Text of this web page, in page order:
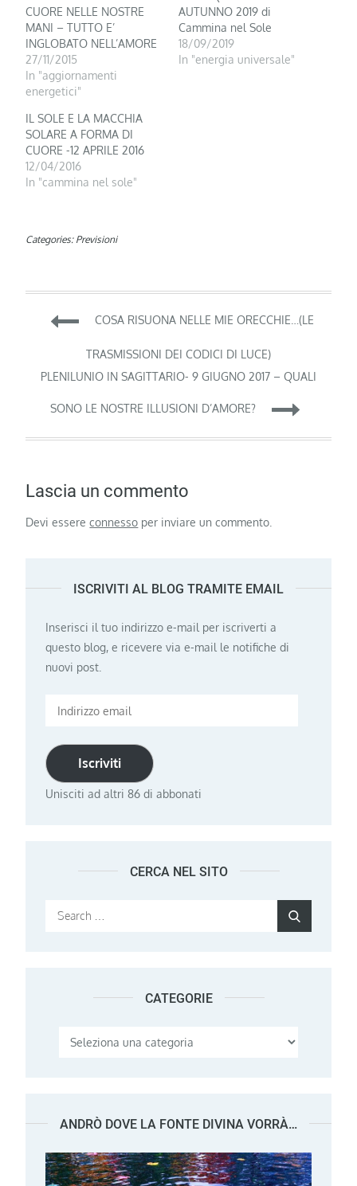
CUORE NELLE NOSTRE
MANI – TUTTO E’
INGLOBATO NELL’AMORE
27/11/2015
In "aggiornamenti
energetici"
AUTUNNO 2019 di
Cammina nel Sole
18/09/2019
In "energia universale"
IL SOLE E LA MACCHIA
SOLARE A FORMA DI
CUORE -12 APRILE 2016
12/04/2016
In "cammina nel sole"
Categories: Previsioni
Navigazione
articoli
COSA RISUONA NELLE MIE ORECCHIE…(LE
TRASMISSIONI DEI CODICI DI LUCE)
PLENILUNIO IN SAGITTARIO- 9 GIUGNO 2017 – QUALI
SONO LE NOSTRE ILLUSIONI D’AMORE?
Lascia un commento
Devi essereconnesso per inviare un commento.
ISCRIVITI AL BLOG TRAMITE EMAIL
Inserisci il tuo indirizzo e-mail per iscriverti a
questo blog, e ricevere via e-mail le notifiche di
nuovi post.
Indirizzo
Iscriviti
Unisciti ad altri 86 di abbonati
CERCA NEL SITO
Search
CATEGORIE
Categorie
ANDRÒ DOVE LA FONTE DIVINA VORRÀ…